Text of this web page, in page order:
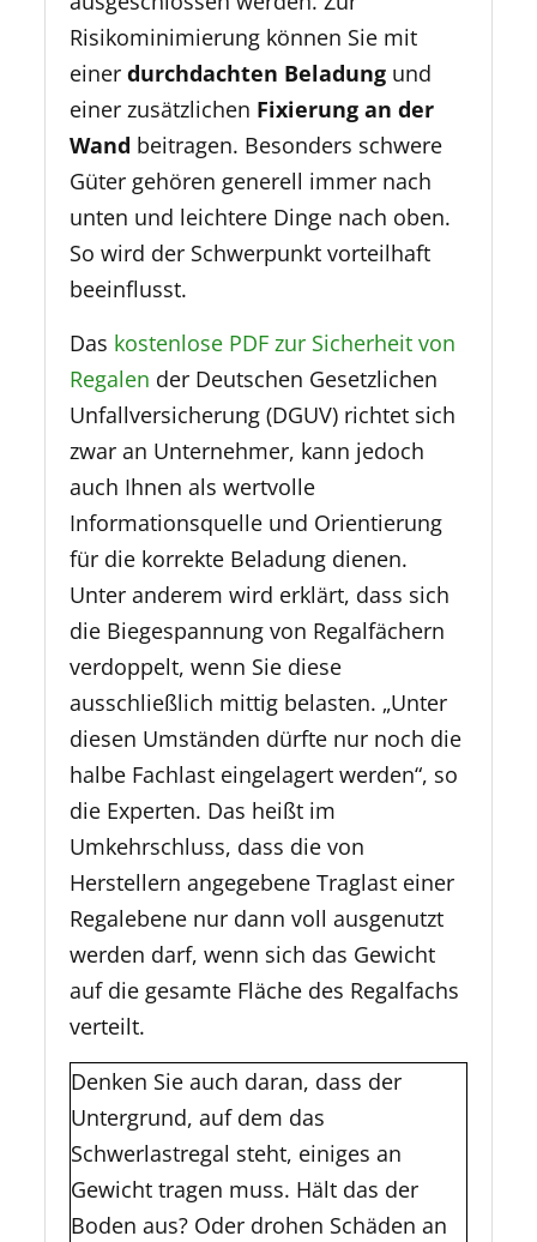
Risikominimierung können Sie mit
einerdurchdachten Beladung und
einer zusätzlichen Fixierung an der
Wand beitragen. Besonders schwere
Güter gehören generell immer nach
unten und leichtere Dinge nach oben.
So wird der Schwerpunkt vorteilhaft
beeinflusst.
Das kostenlose PDF zur Sicherheit von
Regalen der Deutschen Gesetzlichen
Unfallversicherung (DGUV) richtet sich
zwar an Unternehmer, kann jedoch
auch Ihnen als wertvolle
Informationsquelle und Orientierung
für die korrekte Beladung dienen.
Unter anderem wird erklärt, dass sich
die Biegespannung von Regalfächern
verdoppelt, wenn Sie diese
ausschließlich mittig belasten. „Unter
diesen Umständen dürfte nur noch die
halbe Fachlast eingelagert werden“, so
die Experten. Das heißt im
Umkehrschluss, dass die von
Herstellern angegebene Traglast einer
Regalebene nur dann voll ausgenutzt
werden darf, wenn sich das Gewicht
auf die gesamte Fläche des Regalfachs
verteilt.
Denken Sie auch daran, dass der
Untergrund, auf dem das
Schwerlastregal steht, einiges an
Gewicht tragen muss. Hält das der
Boden aus? Oder drohen Schäden an